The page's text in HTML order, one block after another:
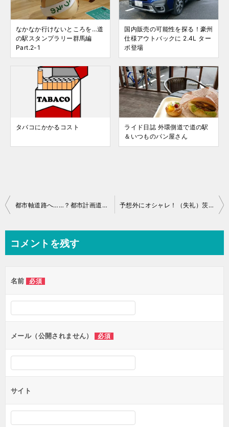
なかなか行けないところを…道
の駅スタンプラリー群馬編
Part.2-1
国内販売の可能性を探る！豪州
仕様アウトバックに 2.4L ター
ボ登場
タバコにかかるコスト
ライド日誌 外環側道で道の駅
＆いつものパン屋さん
投
ビ
ー
シ
ョ
ン
都市軸道路へ……？都市計画道路 3・3・77 三郷流山線の建設予定地へ 予想外にオシャレ！（失礼）茨城県境町の話題スポットめぐり（葵カフェ、人工サーフィン）
コメントを残す
名前 必須
メール（公開されません） 必須
サイト